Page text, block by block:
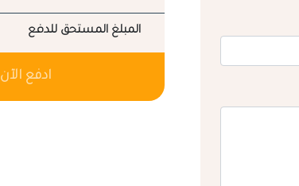
المبلغ المستحق للدفع
ادفع الآن